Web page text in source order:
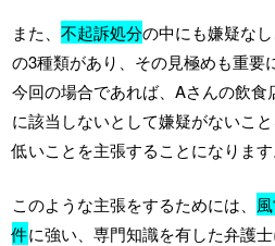
また、不起訴処分の中にも嫌疑な
の3種類があり、その見極めも重要
今回の場合であれば、Aさんの飲食
に該当しないとして嫌疑がないこ
低いことを主張することになります
このような主張をするためには、
件に強い、専門知識を有した弁護